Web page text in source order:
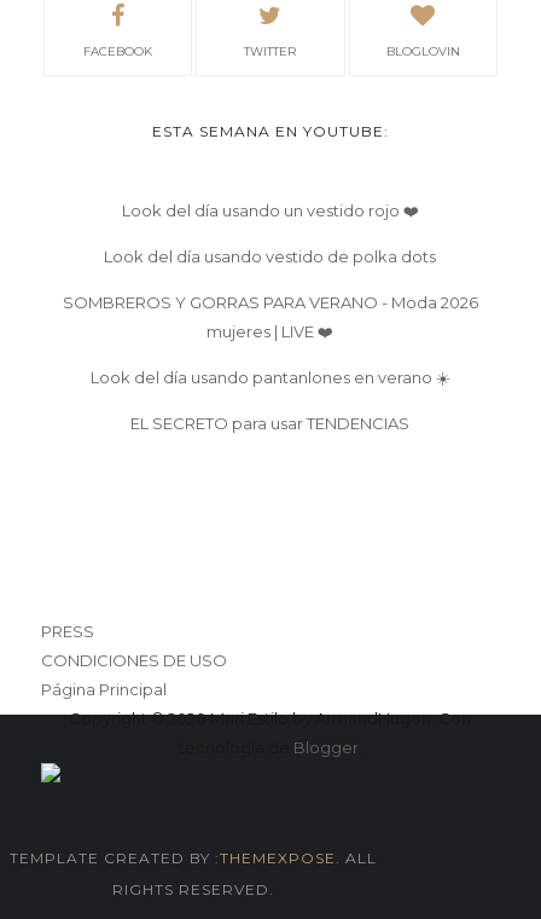
FACEBOOK TWITTER BLOGLOVIN
ESTA SEMANA EN YOUTUBE:
Look del día usando un vestido rojo ❤️
Look del día usando vestido de polka dots
SOMBREROS Y GORRAS PARA VERANO - Moda 2026
mujeres | LIVE ❤️
Look del día usando pantanlones en verano ☀️
EL SECRETO para usar TENDENCIAS
PRESS
CONDICIONES DE USO
Página Principal
Copyright © 2020 Mari Estilo by ArmandHugon. Con
Blogger.
TEMPLATE CREATED BY :THEMEXPOSE . ALL
RIGHTS RESERVED.